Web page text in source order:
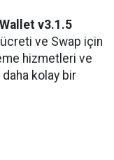
v3.1.5
ve Swap için
hizmetleri ve
daha kolay bir